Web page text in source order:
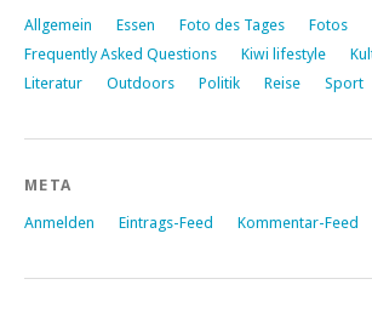
Allgemein Essen Foto des Tages
Fotos
Frequently Asked Questions
Kiwi lifestyle
Literatur
Outdoors Politik Reise Sport
META
Anmelden Eintrags-Feed Kommentar-Feed